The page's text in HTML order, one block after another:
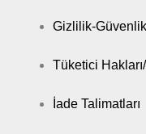
Gizlilik-Güvenlik
Tüketici
İade Talimatları